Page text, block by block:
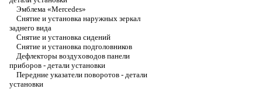
Эмблема «Mercedes»
Снятие и установка наружных зеркал
заднего вида
Снятие и установка сидений
Снятие и установка подголовников
Дефлекторы воздуховодов панели
приборов - детали установки
Передние указатели поворотов - детали
установки